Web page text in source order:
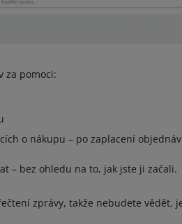
za pomoci:
o nákupu – po zaplacení
– bez ohledu na to, jak jste ji začali.
zprávy, takže nebudete vědět,